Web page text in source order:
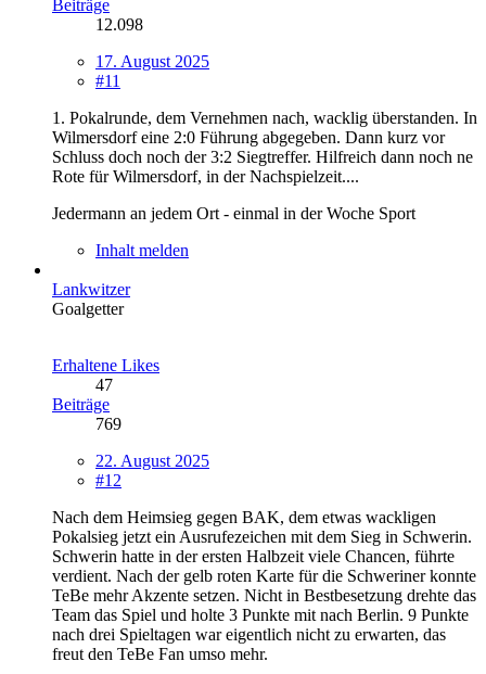
Beiträge
12.098
17. August 2025
#11
1. Pokalrunde, dem Vernehmen nach, wacklig überstanden. In
Wilmersdorf eine 2:0 Führung abgegeben. Dann kurz vor
Schluss doch noch der 3:2 Siegtreffer. Hilfreich dann noch ne
Rote für Wilmersdorf, in der Nachspielzeit....
Jedermann an jedem Ort - einmal in der Woche Sport
Inhalt melden
Lankwitzer
Goalgetter
Erhaltene Likes
47
Beiträge
769
22. August 2025
#12
Nach dem Heimsieg gegen BAK, dem etwas wackligen
Pokalsieg jetzt ein Ausrufezeichen mit dem Sieg in Schwerin.
Schwerin hatte in der ersten Halbzeit viele Chancen, führte
verdient. Nach der gelb roten Karte für die Schweriner konnte
TeBe mehr Akzente setzen. Nicht in Bestbesetzung drehte das
Team das Spiel und holte 3 Punkte mit nach Berlin. 9 Punkte
nach drei Spieltagen war eigentlich nicht zu erwarten, das
freut den TeBe Fan umso mehr.